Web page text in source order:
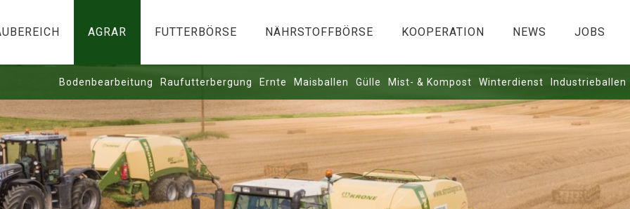
AGRAR
Bodenbearbeitung Raufutterbergung Ernte Maisballen Gülle Mist- & Kompost Winterdienst Industrieballen
FUTTERBÖRSE NÄHRSTOFFBÖRSE KOOPERATION NEWS JOBS